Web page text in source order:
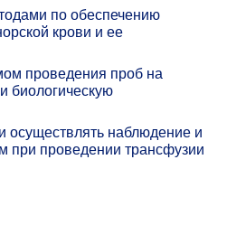
по обеспечению
крови и ее
проведения проб на
биологическую
осуществлять наблюдение и
при проведении трансфузии